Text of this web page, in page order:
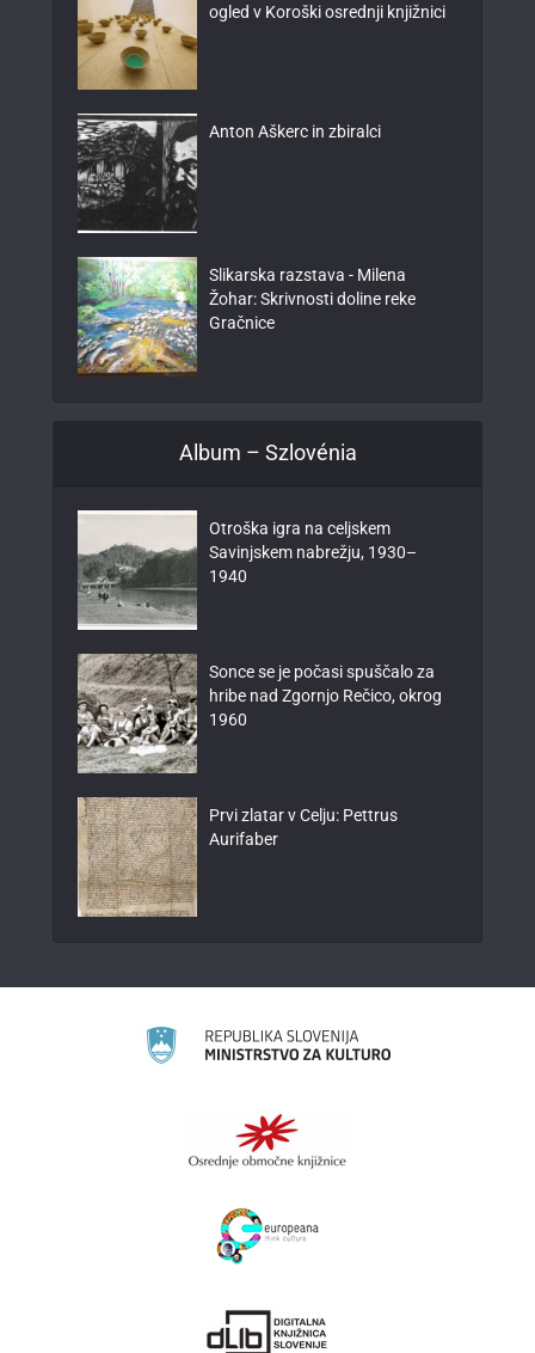
ogled v Koroški osrednji knjižnici
Anton Aškerc in zbiralci
Slikarska razstava - Milena
Žohar: Skrivnosti doline reke
Gračnice
Album – Szlovénia
Otroška igra na celjskem
Savinjskem nabrežju, 1930–
1940
Sonce se je počasi spuščalo za
hribe nad Zgornjo Rečico, okrog
1960
Prvi zlatar v Celju: Pettrus
Aurifaber